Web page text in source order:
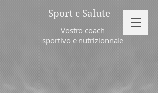
Sport e Salute
Vostro coach
sportivo e nutrizionnale